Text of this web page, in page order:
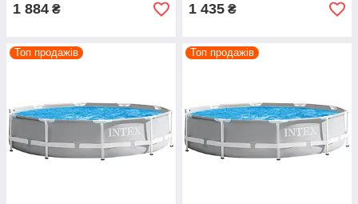
1 884 ₴ 1 435 ₴
Топ продажів Топ продажів